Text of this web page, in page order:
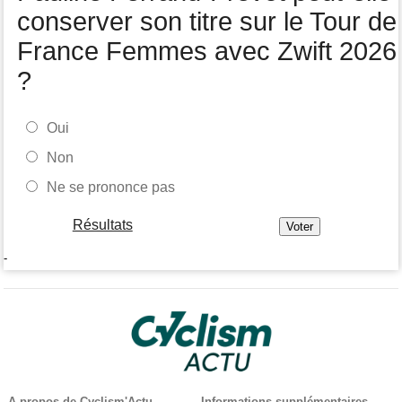
conserver son titre sur le Tour de
France Femmes avec Zwift 2026
?
Oui
Non
Ne se prononce pas
Résultats
-